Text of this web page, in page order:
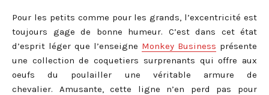
Pour les petits comme pour les grands, l’excentricité est
toujours gage de bonne humeur. C’est dans cet état
d’esprit léger que l’enseigne Monkey Business présente
une collection de coquetiers surprenants qui offre aux
oeufs du poulailler une véritable armure de
chevalier. Amusante, cette ligne n’en perd pas pour